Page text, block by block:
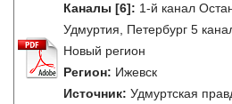
Каналы [6]: 1-й канал
Удмуртия, Петербург 5
Новый регион
Регион: Ижевск
Источник: Удмуртская